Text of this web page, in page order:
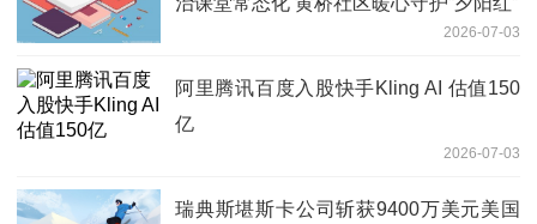
2026-07-03
阿里腾讯百度入股快手Kling AI 估值150
亿
2026-07-03
瑞典斯堪斯卡公司斩获9400万美元美国